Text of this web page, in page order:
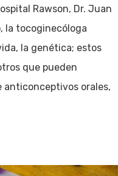
Rawson, Dr. Juan
la tocoginecóloga
la genética; estos
que pueden
anticonceptivos orales,